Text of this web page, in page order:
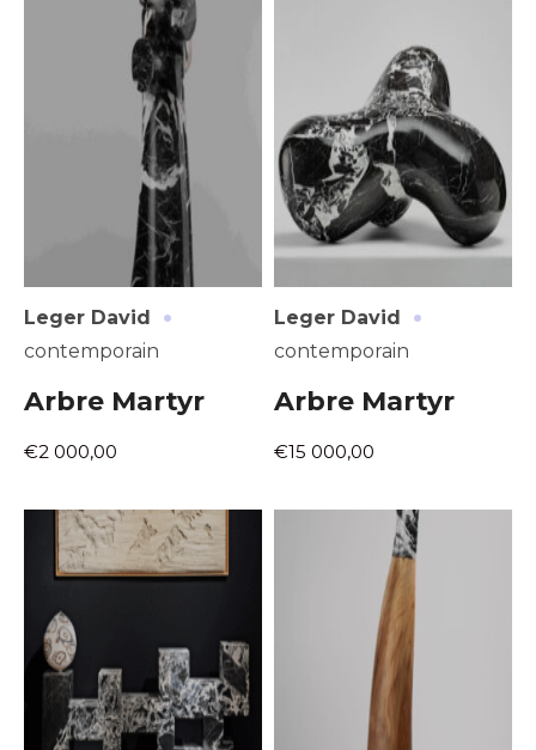
Leger David ·
contemporain
Arbre Martyr
€2 000,00
Leger David ·
contemporain
Arbre Martyr
€15 000,00